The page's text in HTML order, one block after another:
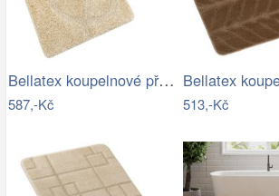
Bellatex koupelnové předložky…
587,-Kč 513,-Kč